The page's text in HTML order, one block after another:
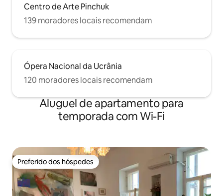
Centro de Arte Pinchuk
139 moradores locais recomendam
Ópera Nacional da Ucrânia
120 moradores locais recomendam
Aluguel de apartamento para
temporada com Wi-Fi
Preferido dos hóspedes
Preferido dos hóspedes